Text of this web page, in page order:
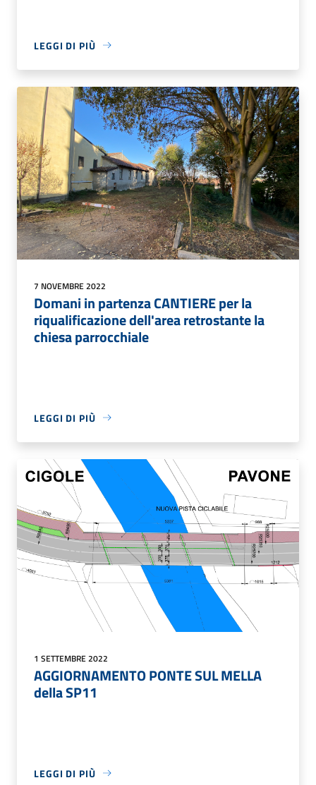
LEGGI DI PIÙ
7 NOVEMBRE 2022
Domani in partenza CANTIERE per la
riqualificazione dell'area retrostante la
chiesa parrocchiale
LEGGI DI PIÙ
1 SETTEMBRE 2022
AGGIORNAMENTO PONTE SUL MELLA
della SP11
LEGGI DI PIÙ